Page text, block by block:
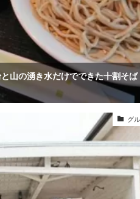
と山の湧き水だけでできた十割そば
グ